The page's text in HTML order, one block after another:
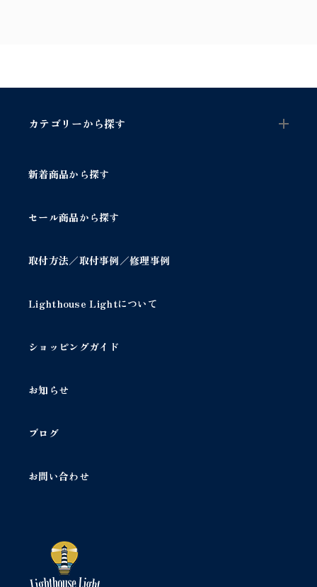
カテゴリーから探す
新着商品から探す
セール商品から探す
取付方法／取付事例／修理事例
Lighthouse Lightについて
ショッピングガイド
お知らせ
ブログ
お問い合わせ